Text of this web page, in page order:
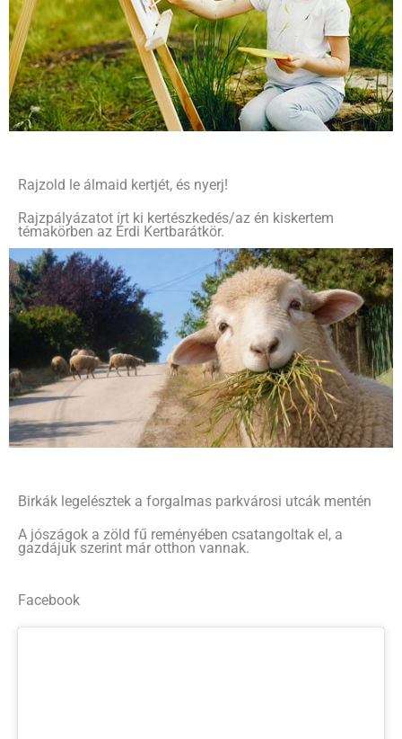
Rajzold le álmaid kertjét, és nyerj!
Rajzpályázatot írt ki kertészkedés/az én kiskertem
témakörben az Érdi Kertbarátkör.
Birkák legelésztek a forgalmas parkvárosi utcák mentén
A jószágok a zöld fű reményében csatangoltak el, a
gazdájuk szerint már otthon vannak.
Facebook